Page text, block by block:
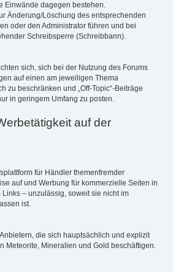
Einwände dagegen bestehen.
Änderung/Löschung des entsprechenden
oder den Administrator führen und bei
Schreibsperre (Schreibbann).
sich, sich bei der Nutzung des Forums
auf einen am jeweiligen Thema
zu beschränken und „Off-Topic“-Beiträge
in geringem Umfang zu posten.
auf der
für Händler themenfremder
auf und Werbung für kommerzielle Seiten in
– unzulässig, soweit sie nicht im
ist.
die sich hauptsächlich und explizit
Meteorite, Mineralien und Gold beschäftigen.